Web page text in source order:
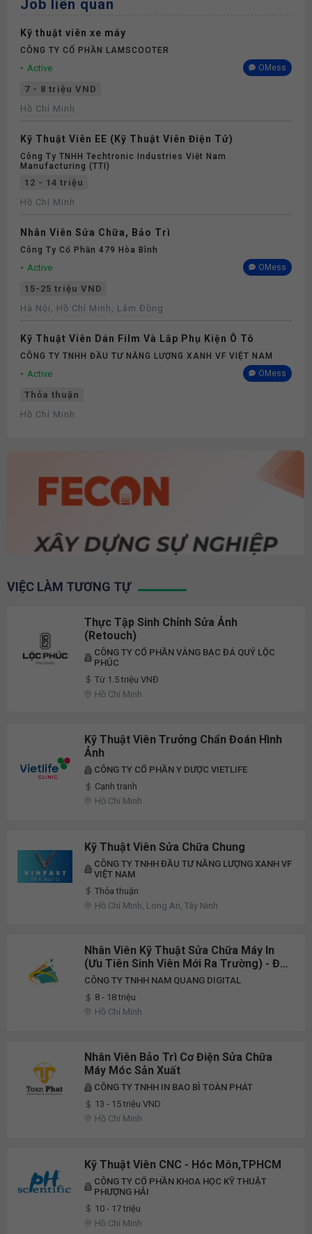
Job liên quan
Kỹ thuật viên xe máy
CÔNG TY CỔ PHẦN LAMSCOOTER
Active OMess
7 - 8 triệu VND
Hồ Chí Minh
Kỹ Thuật Viên EE (Kỹ Thuật Viên Điện Tử)
Công Ty TNHH Techtronic Industries Việt Nam
Manufacturing (TTI)
12 - 14 triệu
Hồ Chí Minh
Nhân Viên Sửa Chữa, Bảo Trì
Công Ty Cổ Phần 479 Hòa Bình
Active OMess
15-25 triệu VND
Hà Nội, Hồ Chí Minh, Lâm Đồng
Kỹ Thuật Viên Dán Film Và Lắp Phụ Kiện Ô Tô
CÔNG TY TNHH ĐẦU TƯ NĂNG LƯỢNG XANH VF VIỆT NAM
Active OMess
Thỏa thuận
Hồ Chí Minh
VIỆC LÀM TƯƠNG TỰ
Thực Tập Sinh Chỉnh Sửa Ảnh
(Retouch)
CÔNG TY CỔ PHẦN VÀNG BẠC ĐÁ QUÝ LỘC
PHÚC
Từ 1.5 triệu VNĐ
Hồ Chí Minh
Kỹ Thuật Viên Trưởng Chẩn Đoán Hình
Ảnh
CÔNG TY CỔ PHẦN Y DƯỢC VIETLIFE
Cạnh tranh
Hồ Chí Minh
Kỹ Thuật Viên Sửa Chữa Chung
CÔNG TY TNHH ĐẦU TƯ NĂNG LƯỢNG XANH VF
VIỆT NAM
Thỏa thuận
Hồ Chí Minh, Long An, Tây Ninh
Nhân Viên Kỹ Thuật Sửa Chữa Máy In
(Ưu Tiên Sinh Viên Mới Ra Trường) - Đi
Làm Ngay
CÔNG TY TNHH NAM QUANG DIGITAL
8 - 18 triệu
Hồ Chí Minh
Nhân Viên Bảo Trì Cơ Điện Sửa Chữa
Máy Móc Sản Xuất
CÔNG TY TNHH IN BAO BÌ TOÀN PHÁT
13 - 15 triệu VND
Hồ Chí Minh
Kỹ Thuật Viên CNC - Hóc Môn,TPHCM
CÔNG TY CỔ PHẦN KHOA HỌC KỸ THUẬT
PHƯỢNG HẢI
10 - 17 triệu
Hồ Chí Minh